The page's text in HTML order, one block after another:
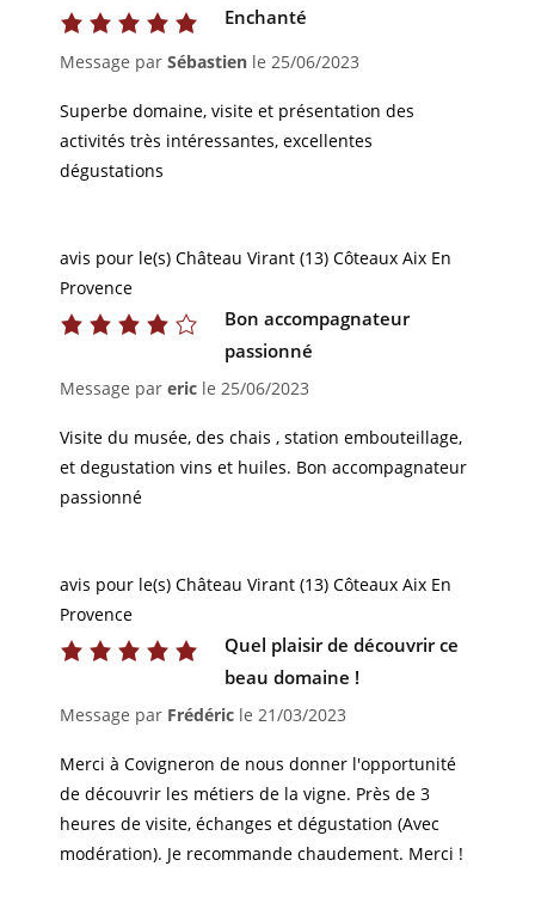
Enchanté
Message par Sébastien le 25/06/2023
Superbe domaine, visite et présentation des
activités très intéressantes, excellentes
dégustations
avis pour le(s) Château Virant (13) Côteaux Aix En
Provence
Bon accompagnateur
passionné
Message par eric le 25/06/2023
Visite du musée, des chais , station embouteillage,
et degustation vins et huiles. Bon accompagnateur
passionné
avis pour le(s) Château Virant (13) Côteaux Aix En
Provence
Quel plaisir de découvrir ce
beau domaine !
Message par Frédéric le 21/03/2023
Merci à Covigneron de nous donner l'opportunité
de découvrir les métiers de la vigne. Près de 3
heures de visite, échanges et dégustation (Avec
modération). Je recommande chaudement. Merci !